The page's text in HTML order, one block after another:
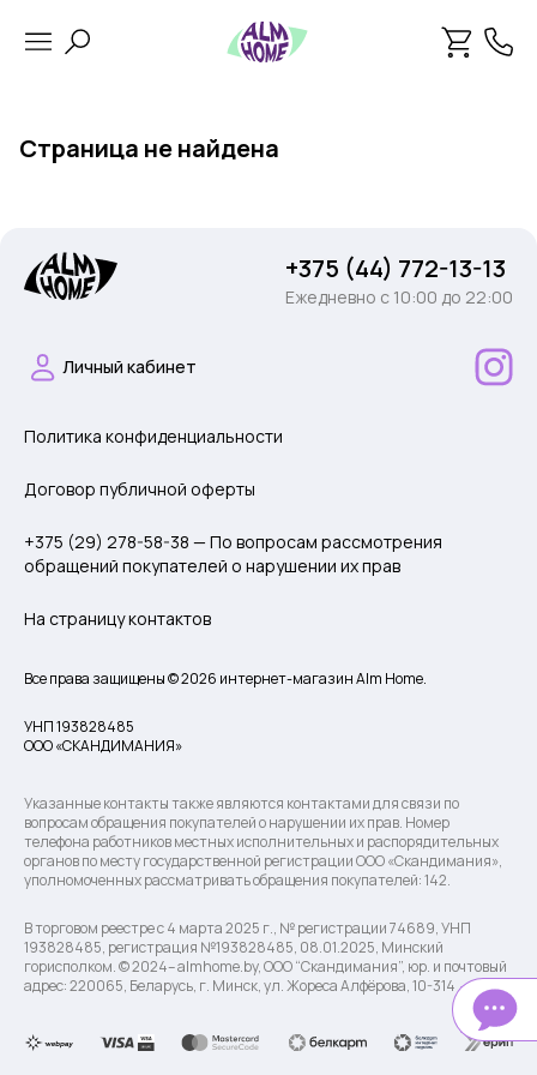
Страница не найдена
+375 (44) 772-13-13
Ежедневно c 10:00 до 22:00
Личный кабинет
Политика конфиденциальности
Договор публичной оферты
+375 (29) 278-58-38 — По вопросам рассмотрения
обращений покупателей о нарушении их прав
На страницу контактов
Все права защищены © 2026 интернет-магазин Alm Home.
УНП 193828485
ООО «СКАНДИМАНИЯ»
Указанные контакты также являются контактами для связи по
вопросам обращения покупателей о нарушении их прав. Номер
телефона работников местных исполнительных и распорядительных
органов по месту государственной регистрации ООО «Скандимания»,
уполномоченных рассматривать обращения покупателей: 142.
В торговом реестре с 4 марта 2025 г., № регистрации 74689, УНП
193828485, регистрация №193828485, 08.01.2025, Минский
горисполком. © 2024– almhome.by, ООО “Скандимания”, юр. и почтовый
адрес: 220065, Беларусь, г. Минск, ул. Жореса Алфёрова, 10-314